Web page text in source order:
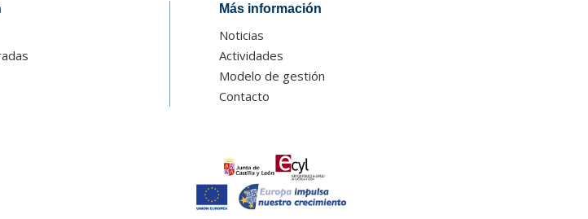
Más información
Noticias
Actividades
Modelo de gestión
Contacto